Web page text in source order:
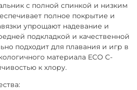
с полной спинкой и низким
полное покрытие и
упрощают надевание и
подкладкой и качественной
подходит для плавания и игр в
материала ECO C-
к хлору.